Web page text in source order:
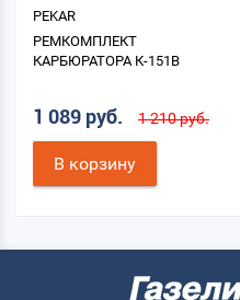
PEKAR
РЕМКОМПЛЕКТ
КАРБЮРАТОРА К-151В
1 089 руб. 1 210 руб.
В корзину